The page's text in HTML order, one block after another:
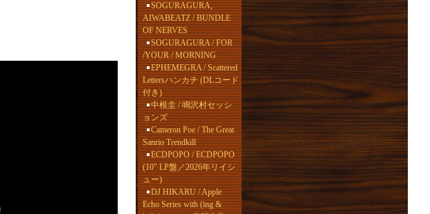
SOGURAGURA,
AIWABEATZ / BUNDLE
OF NERVES
SOGURAGURA / FOR
/YOUR / MORNING
EPHEMEGRA / Scattered
Lettersハンカチ (DLコード
付き)
中根圭 / 鳴沢村セッシ
ョンズ
Cameron Poe / The Great
Sanrio Trendkill
ECDPOPO / ECDPOPO
(10" LP盤／2026年リイシ
ュー)
DJ HIKARU / Apple
Echo Series with (ing &